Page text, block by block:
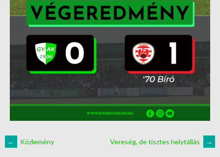
← Közlemény Vereség, de tisztes helytállás →